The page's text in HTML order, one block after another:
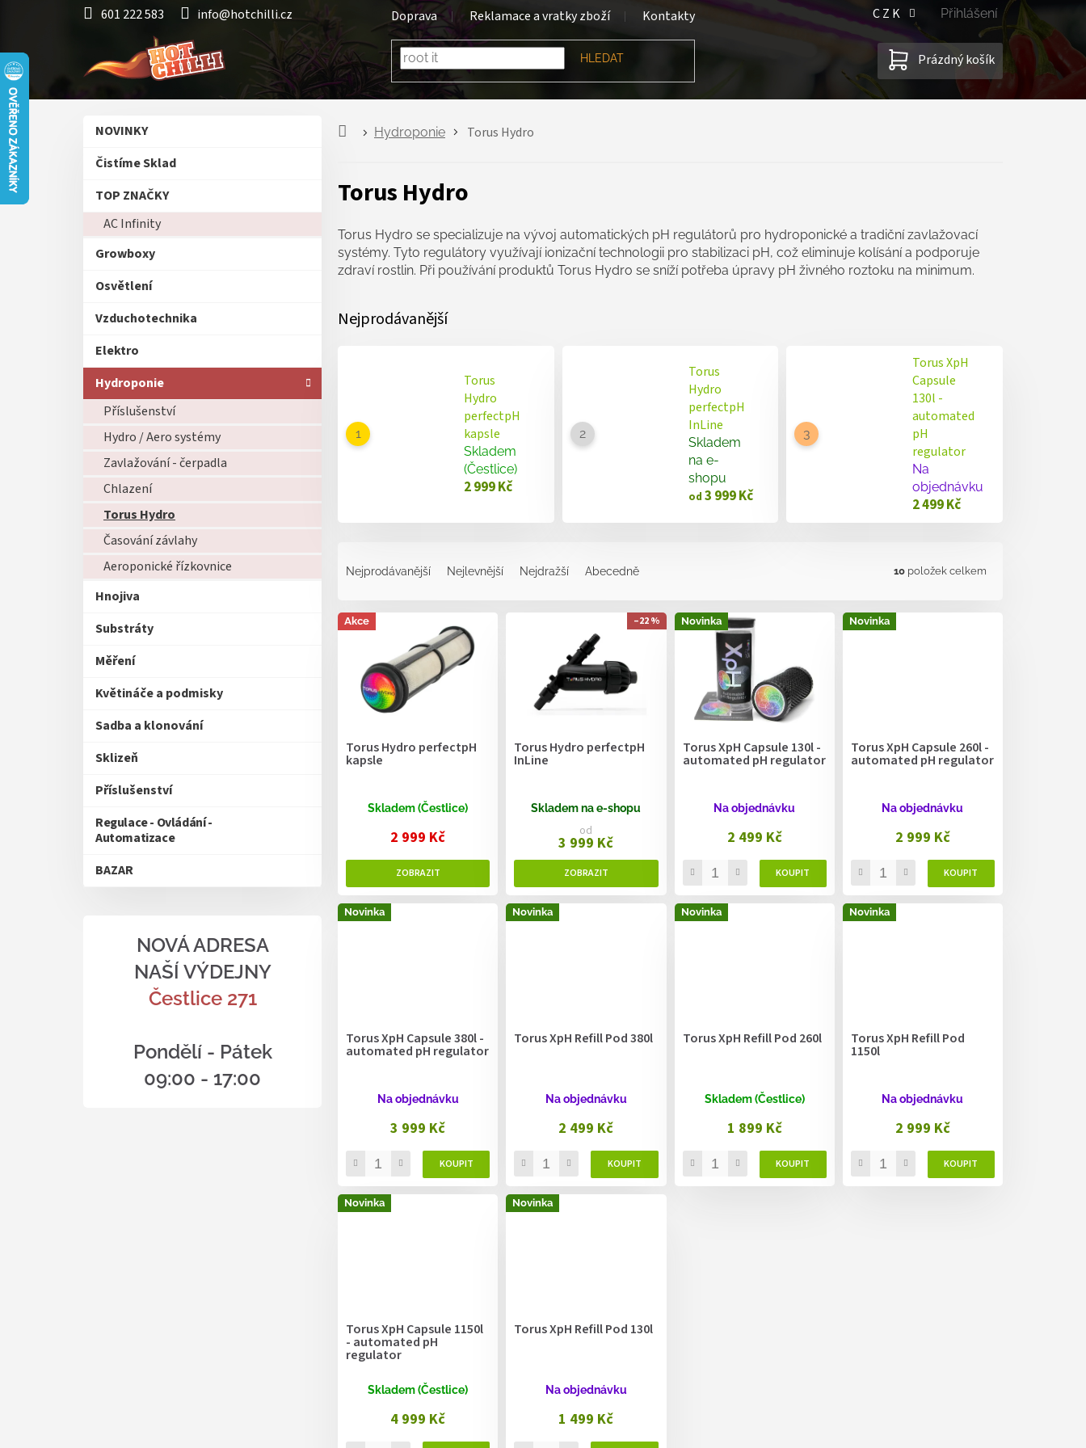
601 222 583 info@hotchilli.cz Doprava Reklamace a vratky zboží Kontakty CZK Přihlášení
HLEDAT
NÁKUPNÍ
KOŠÍK
Prázdný košík
a
Přeskočit
NOVINKY
Čistíme Sklad
TOP ZNAČKY
AC Infinity
Growboxy
Osvětlení
Vzduchotechnika
Elektro
Hydroponie
Příslušenství
Hydro / Aero systémy
Zavlažování - čerpadla
Chlazení
Torus Hydro
Časování závlahy
Aeroponické řízkovnice
Hnojiva
Substráty
Měření
Květináče a podmisky
Sadba a klonování
Sklizeň
Příslušenství
Regulace - Ovládání -
Automatizace
BAZAR
NOVÁ ADRESA
NAŠÍ VÝDEJNY
Čestlice 271
Pondělí - Pátek
09:00 - 17:00
Hydroponie Torus Hydro
Torus Hydro
Torus Hydro se specializuje na vývoj automatických pH regulátorů pro hydroponické a tradiční zavlažovací
systémy. Tyto regulátory využívají ionizační technologii pro stabilizaci pH, což eliminuje kolísání a podporuje
zdraví rostlin. Při používání produktů Torus Hydro se sníží potřeba úpravy pH živného roztoku na minimum.
Nejprodávanější
Torus
Hydro
perfectpH
kapsle
Skladem
(Čestlice)
2 999 Kč
Torus
Hydro
perfectpH
InLine
Skladem
na e-
shopu
od 3 999 Kč
Torus XpH
Capsule
130l -
automated
pH
regulator
Na
objednávku
2 499 Kč
n
Nejprodávanější Nejlevnější Nejdražší Abecedně 10 položek celkem
V
ý
Akce
Torus Hydro perfectpH
kapsle
Skladem (Čestlice)
2 999 Kč
–22 %
Torus Hydro perfectpH
InLine
Skladem na e-shopu
od
3 999 Kč
Novinka
Torus XpH Capsule 130l -
automated pH regulator
Na objednávku
2 499 Kč
Novinka
Torus XpH Capsule 260l -
automated pH regulator
Na objednávku
2 999 Kč
Novinka
Torus XpH Capsule 380l -
automated pH regulator
Na objednávku
3 999 Kč
Novinka
Torus XpH Refill Pod 380l
Na objednávku
2 499 Kč
Novinka
Torus XpH Refill Pod 260l
Skladem (Čestlice)
1 899 Kč
Novinka
Torus XpH Refill Pod
1150l
Na objednávku
2 999 Kč
Novinka
Torus XpH Capsule 1150l
- automated pH
regulator
Skladem (Čestlice)
4 999 Kč
Novinka
Torus XpH Refill Pod 130l
Na objednávku
1 499 Kč